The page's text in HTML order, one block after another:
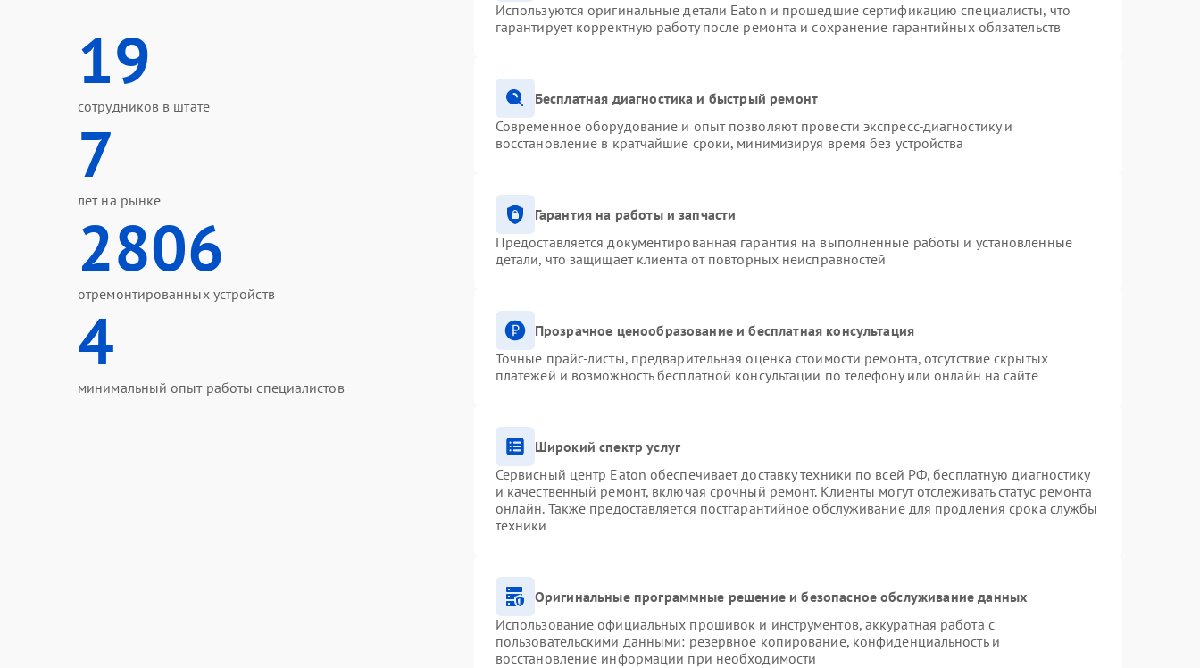
19
сотрудников в штате
7
лет на рынке
2806
отремонтированных устройств
4
минимальный опыт работы специалистов
Используются оригинальные детали Eaton и прошедшие сертификацию специалисты, что
гарантирует корректную работу после ремонта и сохранение гарантийных обязательств
Бесплатная диагностика и быстрый ремонт
Современное оборудование и опыт позволяют провести экспресс-диагностику и
восстановление в кратчайшие сроки, минимизируя время без устройства
Гарантия на работы и запчасти
Предоставляется документированная гарантия на выполненные работы и установленные
детали, что защищает клиента от повторных неисправностей
Прозрачное ценообразование и бесплатная консультация
Точные прайс-листы, предварительная оценка стоимости ремонта, отсутствие скрытых
платежей и возможность бесплатной консультации по телефону или онлайн на сайте
Широкий спектр услуг
Сервисный центр Eaton обеспечивает доставку техники по всей РФ, бесплатную диагностику
и качественный ремонт, включая срочный ремонт. Клиенты могут отслеживать статус ремонта
онлайн. Также предоставляется постгарантийное обслуживание для продления срока службы
техники
Оригинальные программные решение и безопасное обслуживание данных
Использование официальных прошивок и инструментов, аккуратная работа с
пользовательскими данными: резервное копирование, конфиденциальность и
восстановление информации при необходимости